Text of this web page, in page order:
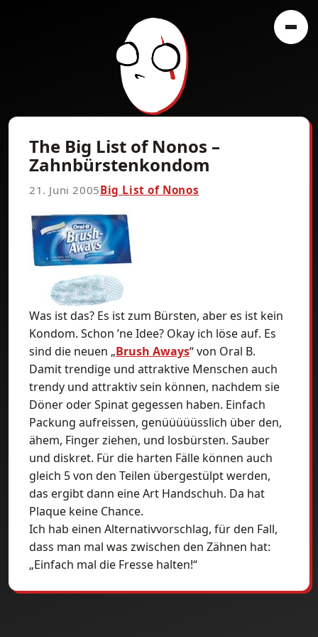
The Big List of Nonos –
Zahnbürstenkondom
21. Juni 2005Big List of Nonos
Was ist das? Es ist zum Bürsten, aber es ist kein
Kondom. Schon ’ne Idee? Okay ich löse auf. Es
sind die neuen „Brush Aways“ von Oral B.
Damit trendige und attraktive Menschen auch
trendy und attraktiv sein können, nachdem sie
Döner oder Spinat gegessen haben. Einfach
Packung aufreissen, genüüüüüsslich über den,
ähem, Finger ziehen, und losbürsten. Sauber
und diskret. Für die harten Fälle können auch
gleich 5 von den Teilen übergestülpt werden,
das ergibt dann eine Art Handschuh. Da hat
Plaque keine Chance.
Ich hab einen Alternativvorschlag, für den Fall,
dass man mal was zwischen den Zähnen hat:
„Einfach mal die Fresse halten!“